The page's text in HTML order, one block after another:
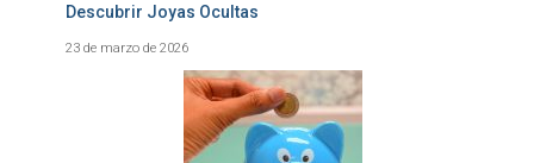
Descubrir Joyas Ocultas
23 de marzo de 2026